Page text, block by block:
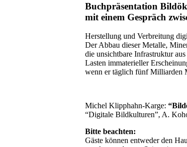
Buchpräsentation
mit einem Gespräch
Herstellung und Verbreitung
Der Abbau dieser Metalle,
die unsichtbare Infrastruktur
Lasten immaterieller
wenn er täglich fünf Milliarden
Michel Klipphahn-Karge:
“Digitale Bildkulturen”, A.
Bitte beachten:
Gäste können entweder den